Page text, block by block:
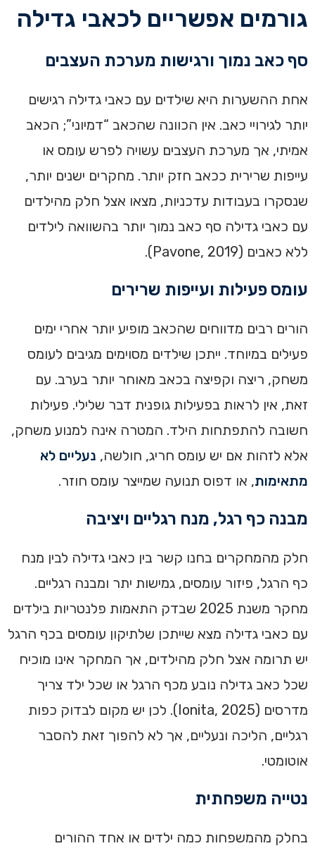
גורמים אפשריים לכאבי גדילה
סף כאב נמוך ורגישות מערכת העצבים
אחת ההשערות היא שילדים עם כאבי גדילה רגישים
יותר לגירויי כאב. אין הכוונה שהכאב “דמיוני”; הכאב
אמיתי, אך מערכת העצבים עשויה לפרש עומס או
עייפות שרירית ככאב חזק יותר. מחקרים ישנים יותר,
שנסקרו בעבודות עדכניות, מצאו אצל חלק מהילדים
עם כאבי גדילה סף כאב נמוך יותר בהשוואה לילדים
ללא כאבים (Pavone, 2019).
עומס פעילות ועייפות שרירים
הורים רבים מדווחים שהכאב מופיע יותר אחרי ימים
פעילים במיוחד. ייתכן שילדים מסוימים מגיבים לעומס
משחק, ריצה וקפיצה בכאב מאוחר יותר בערב. עם
זאת, אין לראות בפעילות גופנית דבר שלילי. פעילות
חשובה להתפתחות הילד. המטרה אינה למנוע משחק,
אלא לזהות אם יש עומס חריג, חולשה, נעליים לא
מתאימות, או דפוס תנועה שמייצר עומס חוזר.
מבנה כף רגל, מנח רגליים ויציבה
חלק מהמחקרים בחנו קשר בין כאבי גדילה לבין מנח
כף הרגל, פיזור עומסים, גמישות יתר ומבנה רגליים.
מחקר משנת 2025 שבדק התאמות פלנטריות בילדים
עם כאבי גדילה מצא שייתכן שלתיקון עומסים בכף הרגל
יש תרומה אצל חלק מהילדים, אך המחקר אינו מוכיח
שכל כאב גדילה נובע מכף הרגל או שכל ילד צריך
מדרסים (Ionita, 2025). לכן יש מקום לבדוק כפות
רגליים, הליכה ונעליים, אך לא להפוך זאת להסבר
אוטומטי.
נטייה משפחתית
בחלק מהמשפחות כמה ילדים או אחד ההורים